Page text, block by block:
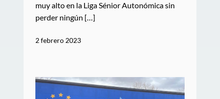
muy alto en la Liga Sénior Autonómica sin
perder ningún […]
2 febrero 2023